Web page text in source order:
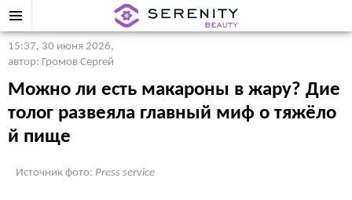
15:37, 30 июня 2026,
автор: Громов Сергей
Можно ли есть макароны в жару? Дие
толог развеяла главный миф о тяжёло
й пище
Источник фото: Press service